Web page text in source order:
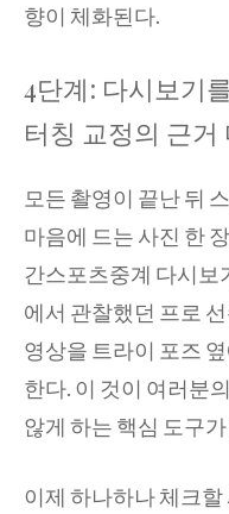
향이 체화된다.
4단계: 다시보기
터칭 교정의 근거
모든 촬영이 끝난 뒤
마음에 드는 사진 한
간스포츠중계 다시보
에서 관찰했던 프로
영상을 트라이 포즈
한다. 이 것이 여러분
않게 하는 핵심 도구
이제 하나하나 체크할